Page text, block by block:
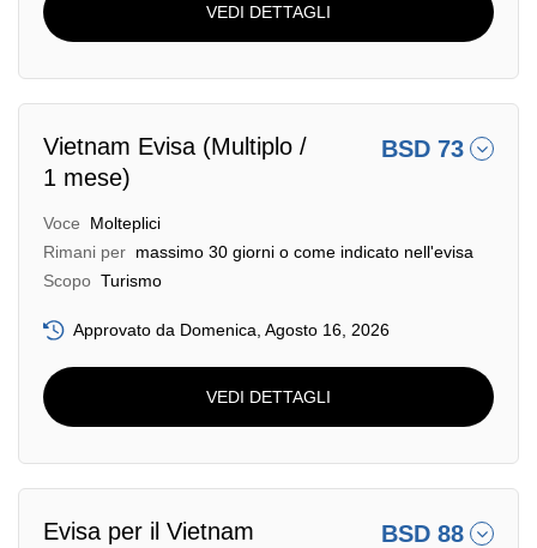
VEDI DETTAGLI
Vietnam Evisa (Multiplo /
1 mese)
BSD 73
Voce
Molteplici
Rimani per massimo 30 giorni o come indicato nell'evisa
Scopo Turismo
Approvato da Domenica, Agosto 16, 2026
VEDI DETTAGLI
Evisa per il Vietnam
BSD 88